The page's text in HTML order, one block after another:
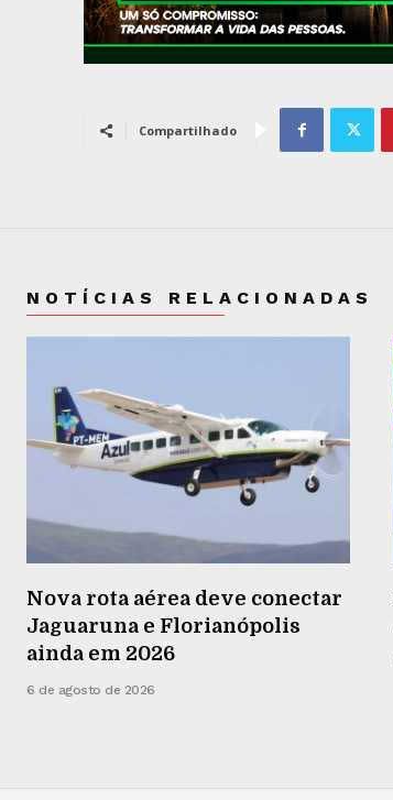
Compartilhado
NOTÍCIAS RELACIONADAS
Nova rota aérea deve conectar
Jaguaruna e Florianópolis
ainda em 2026
6 de agosto de 2026